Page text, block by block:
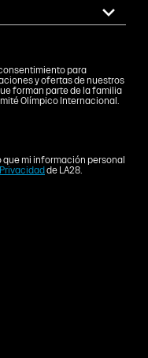
para
y ofertas de nuestros
forman parte de la familia
Olímpico Internacional.
que mi información personal
de LA28.